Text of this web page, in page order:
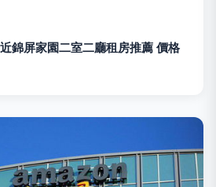
錦屏家園二室二廳租房推薦 價格